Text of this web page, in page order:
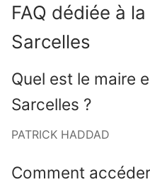
FAQ dédiée à
Sarcelles
Quel est le maire
Sarcelles ?
PATRICK HADDAD
Comment